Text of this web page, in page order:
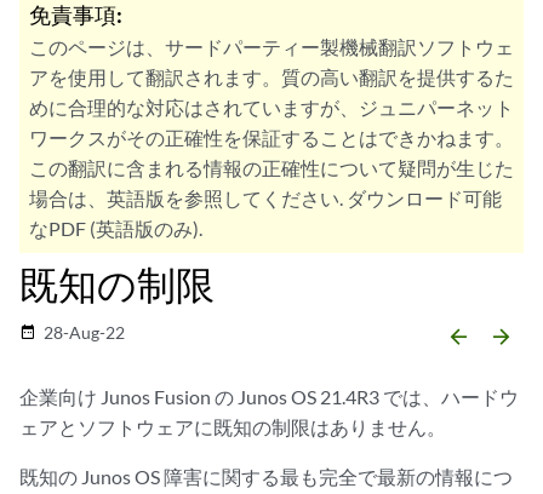
免責事項:
このページは、サードパーティー製機械翻訳ソフトウェ
アを使用して翻訳されます。質の高い翻訳を提供するた
めに合理的な対応はされていますが、ジュニパーネット
ワークスがその正確性を保証することはできかねます。
この翻訳に含まれる情報の正確性について疑問が生じた
場合は、英語版を参照してください. ダウンロード可能
なPDF (英語版のみ).
既知の制限
date_range 28-Aug-22 arrow_backward arrow_forward
企業向け Junos Fusion の Junos OS 21.4R3 では、ハードウ
ェアとソフトウェアに既知の制限はありません。
既知の Junos OS 障害に関する最も完全で最新の情報につ